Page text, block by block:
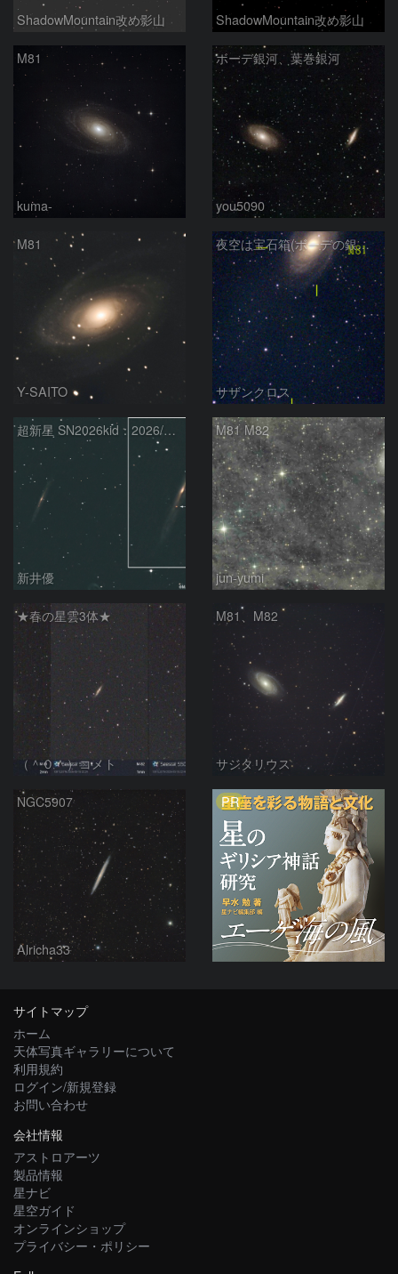
ShadowMountain改め影山 ShadowMountain改め影山
M81
kuma-
ボーデ銀河、葉巻銀河
you5090
M81
Y-SAITO
夜空は宝石箱(ボーデの銀河 M81) Seestar50
サザンクロス
超新星 SN2026kid：2026/05/18
新井優
M81 M82
jun-yumi
★春の星雲3体★
（＾０＾）コメト
M81、M82
サジタリウス
NGC5907
Alricha33
PR
サイトマップ
ホーム
天体写真ギャラリーについて
利用規約
ログイン/新規登録
お問い合わせ
会社情報
アストロアーツ
製品情報
星ナビ
星空ガイド
オンラインショップ
プライバシー・ポリシー